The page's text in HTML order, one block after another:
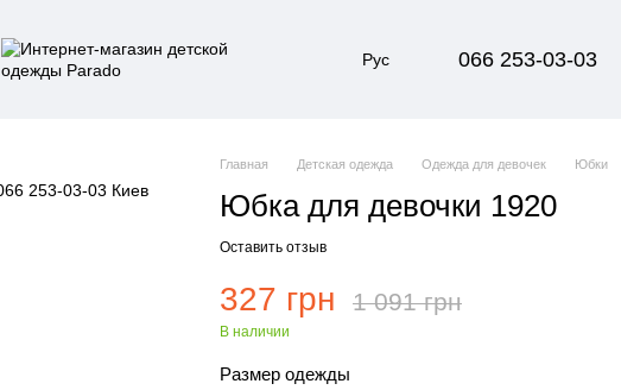
Рус 066 253-03-03
Главная Детская одежда Одежда для девочек Юбки
Юбка для девочки 1920
Оставить отзыв
327 грн 1 091 грн
В наличии
Размер одежды